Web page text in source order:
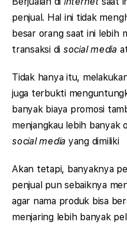
penjual. Hal ini tidak
besar orang saat ini lebih
transaksi di social media
Tidak hanya itu,
juga terbukti
banyak biaya promosi
menjangkau lebih banyak
social media yang dimiliki
Akan tetapi, banyaknya
penjual pun sebaiknya
agar nama produk bisa
menjaring lebih banyak